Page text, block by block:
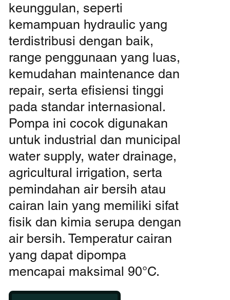
keunggulan, seperti
kemampuan hydraulic yang
terdistribusi dengan baik,
range penggunaan yang luas,
kemudahan maintenance dan
repair, serta efisiensi tinggi
pada standar internasional.
Pompa ini cocok digunakan
untuk industrial dan municipal
water supply, water drainage,
agricultural irrigation, serta
pemindahan air bersih atau
cairan lain yang memiliki sifat
fisik dan kimia serupa dengan
air bersih. Temperatur cairan
yang dapat dipompa
mencapai maksimal 90°C.